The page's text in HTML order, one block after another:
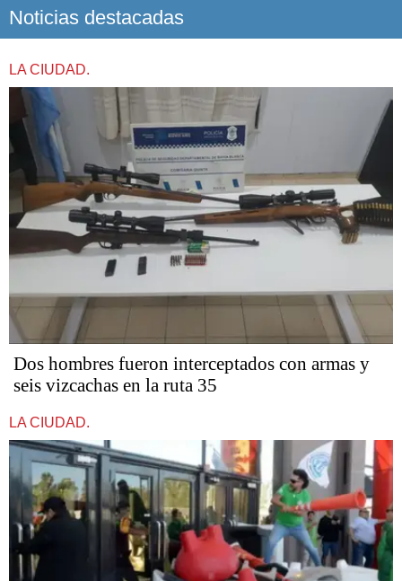
Noticias destacadas
LA CIUDAD.
Dos hombres fueron interceptados con armas y
seis vizcachas en la ruta 35
LA CIUDAD.